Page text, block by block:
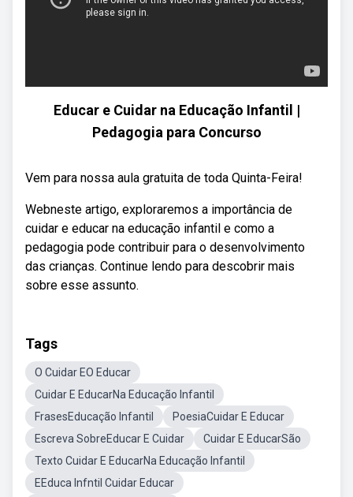
Educar e Cuidar na Educação Infantil |
Pedagogia para Concurso
Vem para nossa aula gratuita de toda Quinta-Feira!
Webneste artigo, exploraremos a importância de
cuidar e educar na educação infantil e como a
pedagogia pode contribuir para o desenvolvimento
das crianças. Continue lendo para descobrir mais
sobre esse assunto.
Tags
O Cuidar EO Educar
Cuidar E EducarNa Educação Infantil
FrasesEducação Infantil
PoesiaCuidar E Educar
Escreva SobreEducar E Cuidar
Cuidar E EducarSão
Texto Cuidar E EducarNa Educação Infantil
EEduca Infntil Cuidar Educar